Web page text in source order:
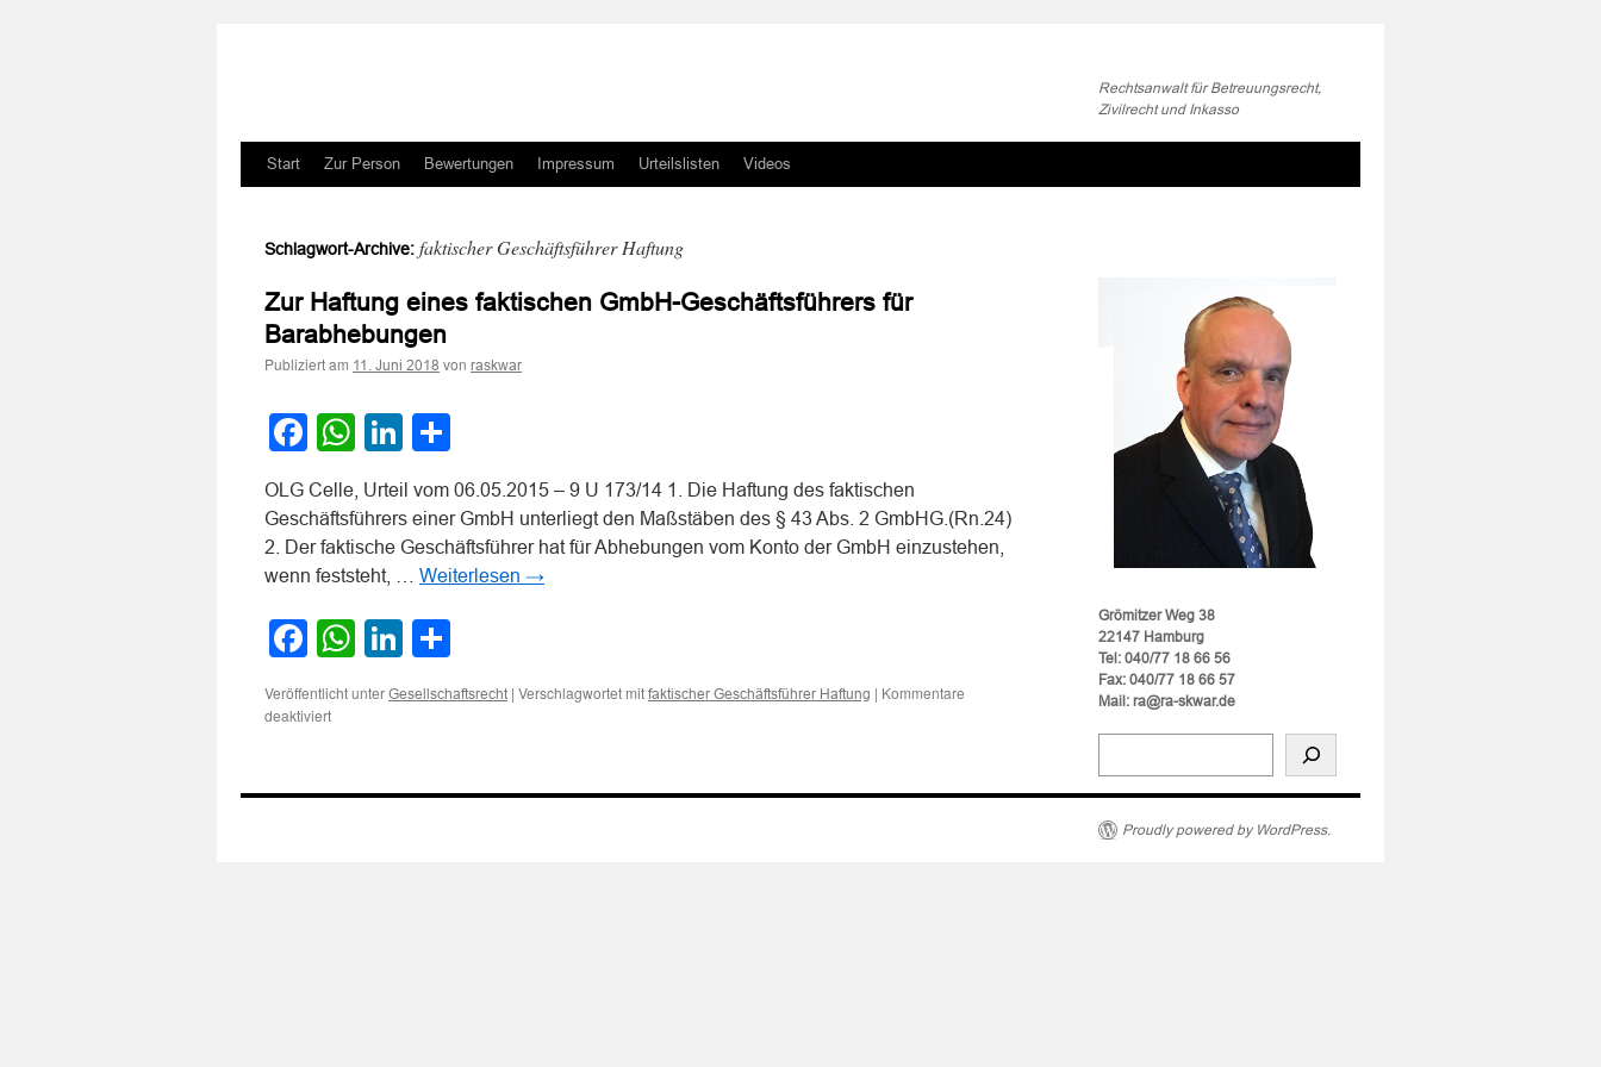
Rechtsanwalt für Betreuungsrecht,
Zivilrecht und Inkasso
Zum
springen
Start Zur Person Bewertungen Impressum Urteilslisten Videos
Schlagwort-Archive: faktischer Geschäftsführer Haftung
Zur Haftung eines faktischen GmbH-Geschäftsführers für
Barabhebungen
Publiziert am 11. Juni 2018 von raskwar
Facebook
WhatsApp
LinkedIn
OLG Celle, Urteil vom 06.05.2015 – 9 U 173/14 1. Die Haftung des faktischen
Geschäftsführers einer GmbH unterliegt den Maßstäben des § 43 Abs. 2 GmbHG.(Rn.24)
2. Der faktische Geschäftsführer hat für Abhebungen vom Konto der GmbH einzustehen,
wenn feststeht, … Weiterlesen →
Facebook
WhatsApp
LinkedIn
Veröffentlicht unter Gesellschaftsrecht | Verschlagwortet mit faktischer Geschäftsführer Haftung | Kommentare
deaktiviertfür
faktischen
Grömitzer Weg 38
22147 Hamburg
Tel: 040/77 18 66 56
Fax: 040/77 18 66 57
Mail: ra@ra-skwar.de
Proudly powered by WordPress.